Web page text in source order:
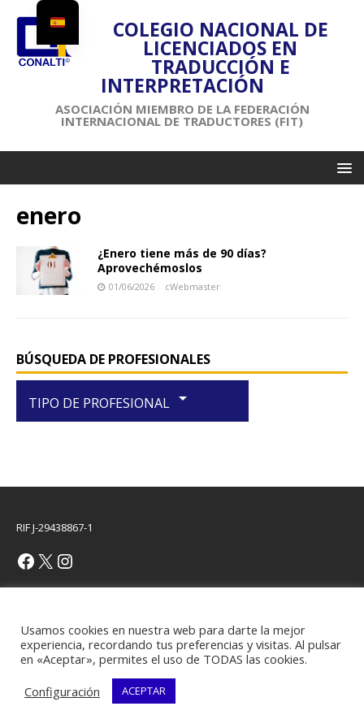
COLEGIO NACIONAL DE
LICENCIADOS EN
TRADUCCIÓN E
INTERPRETACIÓN
ASOCIACIÓN MIEMBRO DE LA FEDERACIÓN
INTERNACIONAL DE TRADUCTORES (FIT)
enero
¿Enero tiene más de 90 días?
Aprovechémoslos
01/06/2026 cWebmaster
BÚSQUEDA DE PROFESIONALES
TIPO DE PROFESIONAL arrow_drop_down
RIF J-29438867-1
Usamos cookies en nuestra web para darte la mejor
experiencia, recordando tus preferencias y visitas. Al pulsar
en «Aceptar», permites el uso de TODAS las cookies.
Configuración
ACEPTAR